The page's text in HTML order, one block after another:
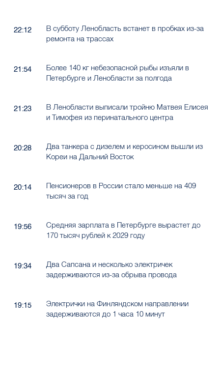
22:12
В субботу Ленобласть встанет в пробках из-за
ремонта на трассах
21:54
Более 140 кг небезопасной рыбы изъяли в
Петербурге и Ленобласти за полгода
21:23
В Ленобласти выписали тройню Матвея Елисея
и Тимофея из перинатального центра
20:28
Два танкера с дизелем и керосином вышли из
Кореи на Дальний Восток
20:14
Пенсионеров в России стало меньше на 409
тысяч за год
19:56
Средняя зарплата в Петербурге вырастет до
170 тысяч рублей к 2029 году
19:34
Два Сапсана и несколько электричек
задерживаются из-за обрыва провода
19:15
Электрички на Финляндском направлении
задерживаются до 1 часа 10 минут